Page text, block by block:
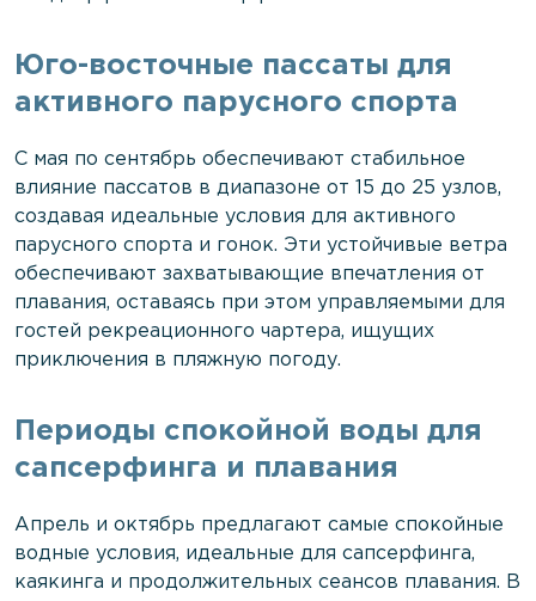
Юго-восточные пассаты для
активного парусного спорта
С мая по сентябрь обеспечивают стабильное
влияние пассатов в диапазоне от 15 до 25 узлов,
создавая идеальные условия для активного
парусного спорта и гонок. Эти устойчивые ветра
обеспечивают захватывающие впечатления от
плавания, оставаясь при этом управляемыми для
гостей рекреационного чартера, ищущих
приключения в пляжную погоду.
Периоды спокойной воды для
сапсерфинга и плавания
Апрель и октябрь предлагают самые спокойные
водные условия, идеальные для сапсерфинга,
каякинга и продолжительных сеансов плавания. В